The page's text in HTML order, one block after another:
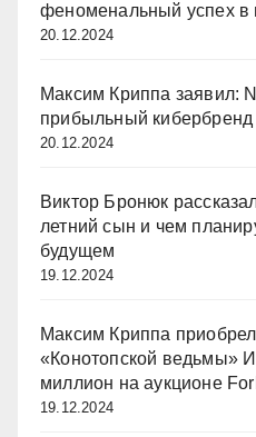
феноменальный успех в
20.12.2024
Максим Криппа заявил:
прибыльный кибербренд
20.12.2024
Виктор Бронюк
летний сын и чем
будущем
19.12.2024
Максим Криппа
«Конотопской ведьмы»
миллион на аукционе
19.12.2024